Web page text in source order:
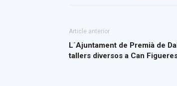
Article anterior
L´Ajuntament de Premià de
tallers diversos a Can